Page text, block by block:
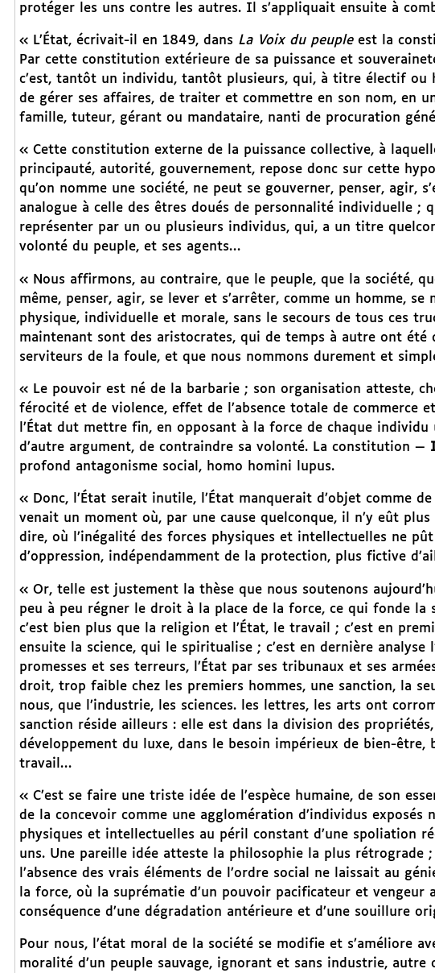
protéger les uns contre les autres. Il s’appliquait ensuite à
« L’État, écrivait-il en 1849, dans La Voix du peupleest la
Par cette constitution extérieure de sa puissance et
c’est, tantôt un individu, tantôt plusieurs, qui, à titre électif ou
de gérer ses affaires, de traiter et commettre en son nom, en
famille, tuteur, gérant ou mandataire, nanti de procuration
« Cette constitution externe de la puissance collective, à
principauté, autorité, gouvernement, repose donc sur cette
qu’on nomme une société, ne peut se gouverner, penser, agir,
analogue à celle des êtres doués de personnalité individuelle ;
représenter par un ou plusieurs individus, qui, a un titre
volonté du peuple, et ses agents…
« Nous affirmons, au contraire, que le peuple, que la société,
même, penser, agir, se lever et s’arrêter, comme un homme,
physique, individuelle et morale, sans le secours de tous ces
maintenant sont des aristocrates, qui de temps à autre ont été
serviteurs de la foule, et que nous nommons durement et
« Le pouvoir est né de la barbarie ; son organisation atteste,
férocité et de violence, effet de l’absence totale de commerce
l’État dut mettre fin, en opposant à la force de chaque
d’autre argument, de contraindre sa volonté. La constitution —
profond antagonisme social, homo homini lupus.
« Donc, l’État serait inutile, l’État manquerait d’objet comme
venait un moment où, par une cause quelconque, il n’y eût
dire, où l’inégalité des forces physiques et intellectuelles ne
d’oppression, indépendamment de la protection, plus fictive
« Or, telle est justement la thèse que nous soutenons
peu à peu régner le droit à la place de la force, ce qui fonde la
c’est bien plus que la religion et l’État, le travail ; c’est en
ensuite la science, qui le spiritualise ; c’est en dernière
promesses et ses terreurs, l’État par ses tribunaux et ses
droit, trop faible chez les premiers hommes, une sanction, la
nous, que l’industrie, les sciences. les lettres, les arts ont
sanction réside ailleurs : elle est dans la division des
développement du luxe, dans le besoin impérieux de bien-
travail…
« C’est se faire une triste idée de l’espèce humaine, de son
de la concevoir comme une agglomération d’individus exposés
physiques et intellectuelles au péril constant d’une spoliation
uns. Une pareille idée atteste la philosophie la plus rétrograde
l’absence des vrais éléments de l’ordre social ne laissait au
la force, où la suprématie d’un pouvoir pacificateur et vengeur
conséquence d’une dégradation antérieure et d’une souillure
Pour nous, l’état moral de la société se modifie et s’améliore
moralité d’un peuple sauvage, ignorant et sans industrie,